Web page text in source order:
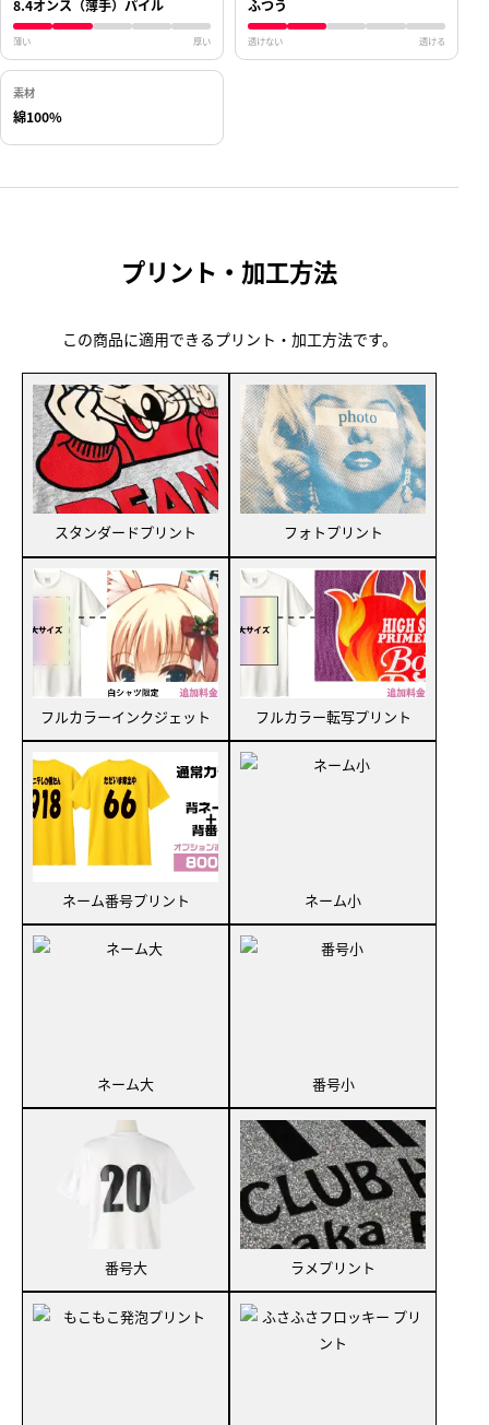
8.4オンス（薄手）パイル
薄い 厚い
ふつう
透けない 透ける
素材
綿100%
プリント・加工方法
この商品に適用できるプリント・加工方法です。
スタンダードプリント フォトプリント
フルカラーインクジェット フルカラー転写プリント
ネーム番号プリント ネーム小
ネーム大 番号小
番号大 ラメプリント